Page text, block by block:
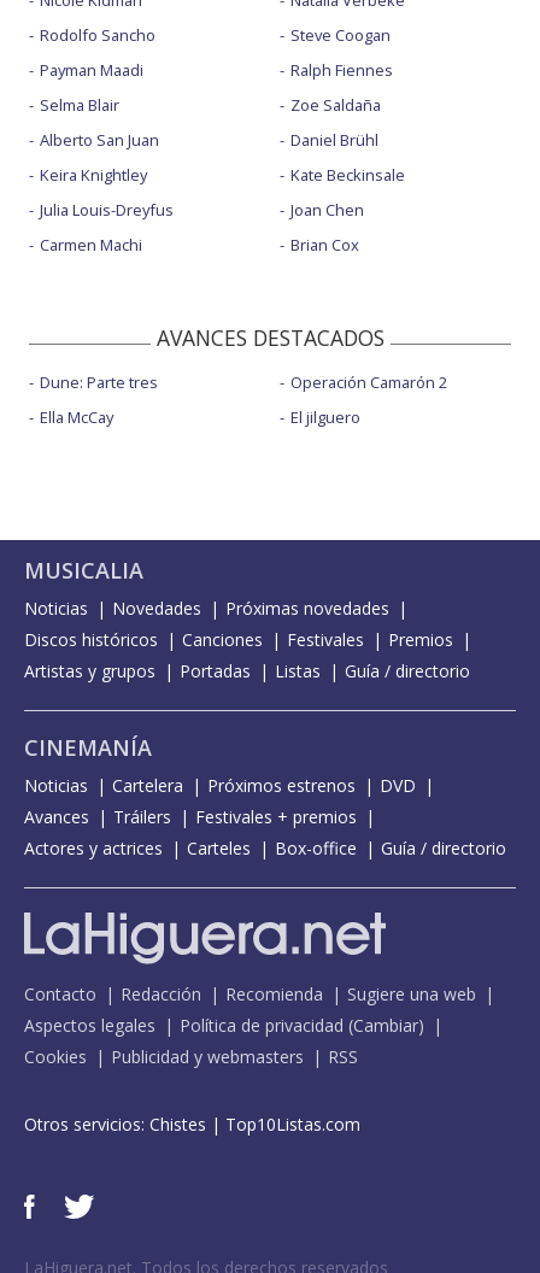
Rodolfo Sancho
Payman Maadi
Selma Blair
Alberto San Juan
Keira Knightley
Julia Louis-Dreyfus
Carmen Machi
Steve Coogan
Ralph Fiennes
Zoe Saldaña
Daniel Brühl
Kate Beckinsale
Joan Chen
Brian Cox
AVANCES DESTACADOS
Dune: Parte tres
Ella McCay
Operación Camarón 2
El jilguero
MUSICALIA
Noticias Novedades
Próximas novedades
Discos históricos
Canciones Festivales
Premios
Artistas y grupos
Portadas Listas Guía / directorio
CINEMANÍA
Noticias Cartelera Próximos estrenos
DVD
Avances
Tráilers
Festivales + premios
Actores y actrices
Carteles Box-office Guía / directorio
Contacto Redacción Recomienda
Sugiere una web
Aspectos legales
Política de privacidad (Cambiar)
Cookies
Publicidad y webmasters RSS
Otros servicios: Chistes | Top10Listas.com
LaHiguera.net. Todos los derechos reservados